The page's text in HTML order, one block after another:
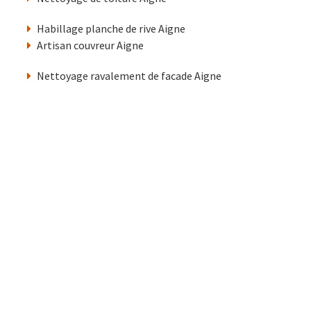
Habillage planche de rive Aigne
Artisan couvreur Aigne
Nettoyage ravalement de facade Aigne